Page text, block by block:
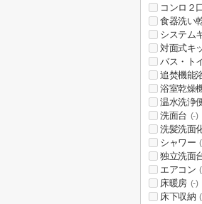
コンロ２
食器洗い
システム
対面式キ
バス・ト
追焚機能
浴室乾燥
温水洗浄
洗面台 (-)
洗髪洗面
シャワー
独立洗面
エアコン
床暖房 (-)
床下収納